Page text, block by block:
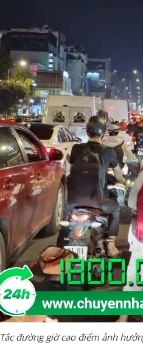
Tắc đường giờ cao điểm ảnh